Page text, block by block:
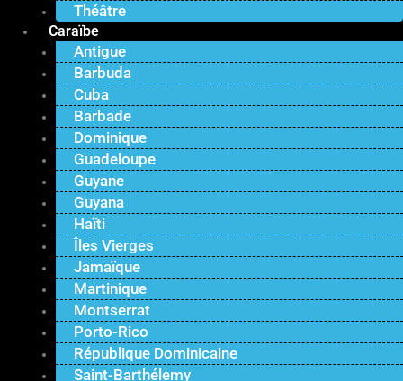
Théâtre
Caraïbe
Antigue
Barbuda
Cuba
Barbade
Dominique
Guadeloupe
Guyane
Guyana
Haïti
Îles Vierges
Jamaïque
Martinique
Montserrat
Porto-Rico
République Dominicaine
Saint-Barthélemy